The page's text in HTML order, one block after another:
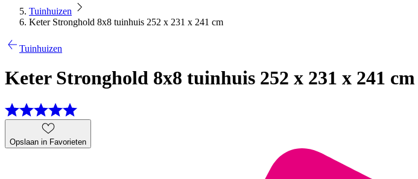
Tuinhuizen
Keter Stronghold 8x8 tuinhuis 252 x 231 x 241 cm
Tuinhuizen
Keter Stronghold 8x8 tuinhuis 252 x 231 x 241 cm
Opslaan in Favorieten